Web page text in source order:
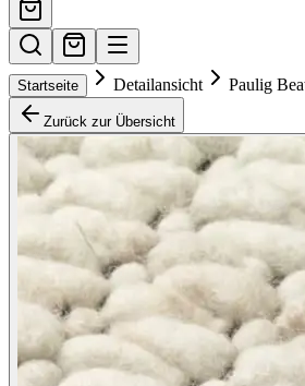
Startseite Detailansicht Paulig
Zurück zur Übersicht